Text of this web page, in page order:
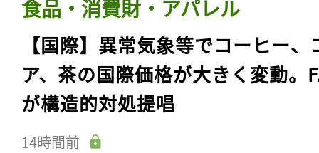
食品・消費財・アパレル
【国際】異常気象等でコーヒー、
ア、茶の国際価格が大きく変動。
が構造的対処提唱
14時間前